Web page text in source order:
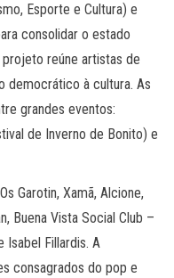
Esporte e Cultura) e
consolidar o estado
reúne artistas de
democrático à cultura. As
grandes eventos:
de Inverno de Bonito) e
Garotin, Xamã, Alcione,
Buena Vista Social Club –
Isabel Fillardis. A
consagrados do pop e